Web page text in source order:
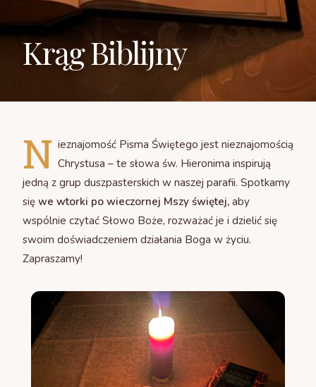
Legion Maryi
Diakonia Modlitwy
Krąg Biblijny
N ieznajomość Pisma Świętego jest nieznajomością
Chrystusa – te słowa św. Hieronima inspirują
jedną z grup duszpasterskich w naszej parafii. Spotkamy
się we wtorki po wieczornej Mszy świętej, aby
wspólnie czytać Słowo Boże, rozważać je i dzielić się
swoim doświadczeniem działania Boga w życiu.
Zapraszamy!